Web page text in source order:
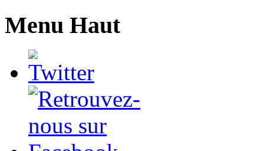
Menu Haut